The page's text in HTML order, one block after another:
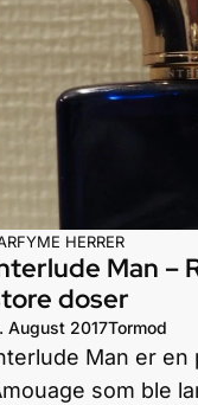
HERRER
Man –
doser
August 2017Tormod
Man er en
som ble